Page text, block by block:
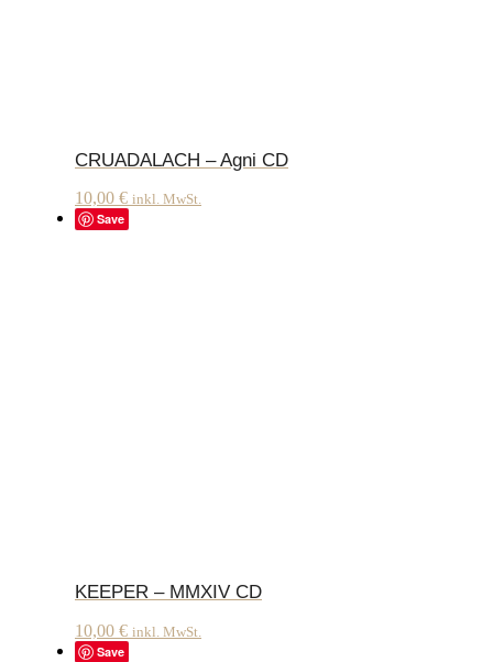
CRUADALACH – Agni CD
10,00 € inkl. MwSt.
Save
KEEPER – MMXIV CD
10,00 € inkl. MwSt.
Save